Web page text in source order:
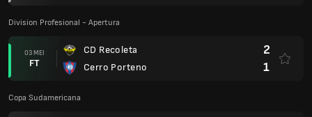
Division Profesional - Apertura
03 MEI
FT
CD Recoleta
Cerro Porteno
2
1
Copa Sudamericana